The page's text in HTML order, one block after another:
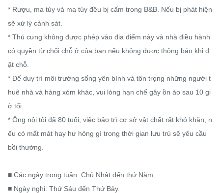
* Rượu, ma túy và ma túy đều bị cấm trong B&B. Nếu bị phát hiện
sẽ xử lý cảnh sát.
* Thú cưng không được phép vào địa điểm này và nhà điều hành
có quyền từ chối chỗ ở của bạn nếu không được thông báo khi đ
ặt chỗ.
* Để duy trì môi trường sống yên bình và tôn trọng những người t
huê nhà và hàng xóm khác, vui lòng hạn chế gây ồn ào sau 10 gi
ờ tối.
* Ông nội tôi đã 80 tuổi, việc bảo trì cơ sở vật chất rất khó khăn, n
ếu có mất mát hay hư hỏng gì trong thời gian lưu trú sẽ yêu cầu
bồi thường.
■ Các ngày trong tuần: Chủ Nhật đến thứ Năm.
■ Ngày nghỉ: Thứ Sáu đến Thứ Bảy.